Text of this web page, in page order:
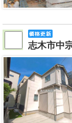
志木市中